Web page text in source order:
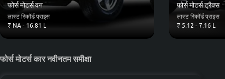
होंडा फॉक्सवैगन बजाज
फोर्स मोटर्स वन
लास्ट रिकॉर्ड प्राइस
₹ NA - 16.81 L
फोर्स मोटर्स ट्रैक्स
लास्ट रिकॉर्ड प्राइस
₹ 5.12 - 7.16 L
फोर्स मोटर्स कार नवीनतम समीक्षा